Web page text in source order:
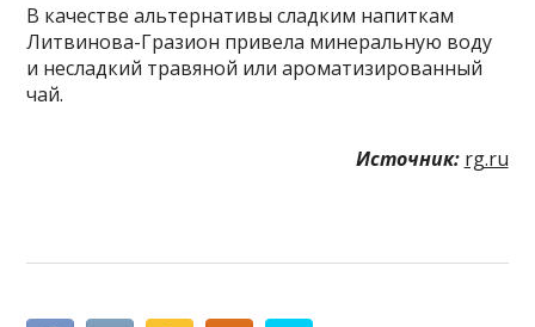
В качестве альтернативы сладким напиткам
Литвинова-Гразион привела минеральную воду
и несладкий травяной или ароматизированный
чай.
Источник: rg.ru